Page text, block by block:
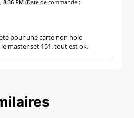
8:36 PM(Date de commande :
pour une carte non holo
master set 151. tout est ok.